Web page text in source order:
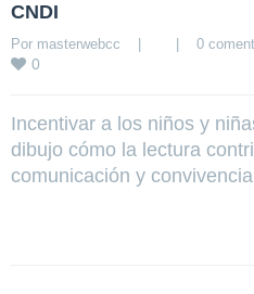
CNDI
Por masterwebcc 0
0
Incentivar a los niños y
dibujo cómo la lectura
comunicación y